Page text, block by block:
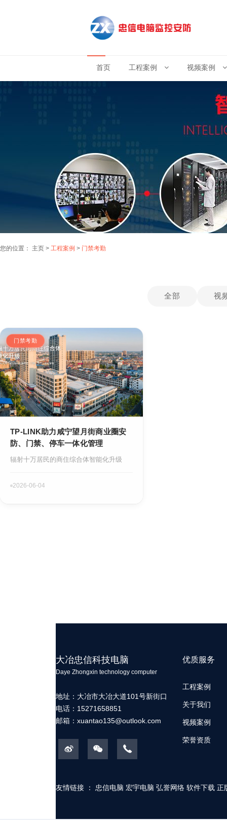
首页 工程案例 视频案例
您的位置： 主页 > 工程案例 > 门禁考勤
全部 视
门禁考勤
TP-LINK助力咸宁望月街商业圈安
防、门禁、停车一体化管理
辐射十万居民的商住综合体智能化升级
2026-06-04
大冶忠信科技电脑
Daye Zhongxin technology computer
地址：大冶市大冶大道101号新街口
电话：15271658851
邮箱： xuantao135@outlook.com
优质服务
工程案例
关于我们
视频案例
荣誉资质
友情链接 ： 忠信电脑 宏宇电脑 弘誉网络 软件下载 正